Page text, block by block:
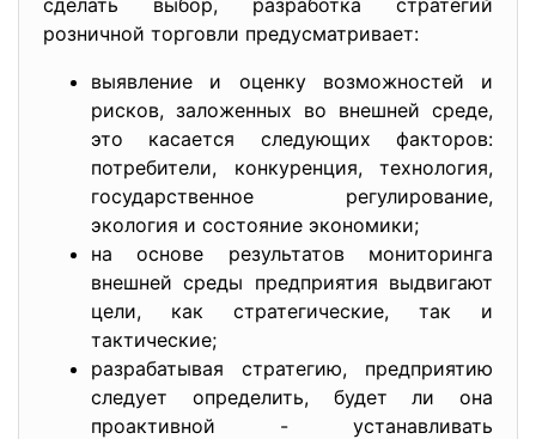
сделать выбор, разработка стратегий
розничной торговли предусматривает:
выявление и оценку возможностей и
рисков, заложенных во внешней среде,
это касается следующих факторов:
потребители, конкуренция, технология,
государственное регулирование,
экология и состояние экономики;
на основе результатов мониторинга
внешней среды предприятия выдвигают
цели, как стратегические, так и
тактические;
разрабатывая стратегию, предприятию
следует определить, будет ли она
проактивной - устанавливать